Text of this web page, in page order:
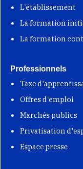
L'établissement
La formation
La formation
Professionnels
Taxe
Offres d'emploi
Marchés publics
Privatisation
Espace presse